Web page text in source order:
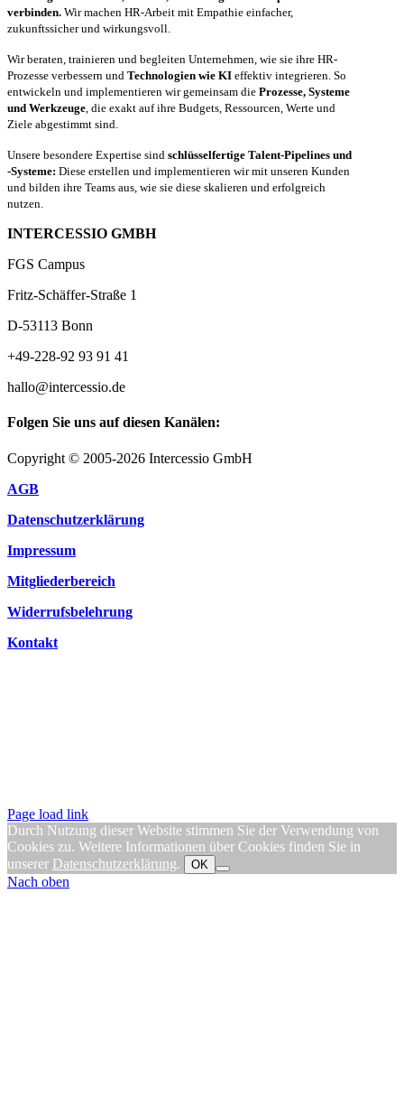
verbinden. Wir machen HR-Arbeit mit Empathie einfacher,
zukunftssicher und wirkungsvoll.
Wir beraten, trainieren und begleiten Unternehmen, wie sie ihre HR-
Prozesse verbessern und Technologien wie KI effektiv integrieren. So
entwickeln und implementieren wir gemeinsam die Prozesse, Systeme
und Werkzeuge, die exakt auf ihre Budgets, Ressourcen, Werte und
Ziele abgestimmt sind.
Unsere besondere Expertise sind schlüsselfertige Talent-Pipelines und
-Systeme: Diese erstellen und implementieren wir mit unseren Kunden
und bilden ihre Teams aus, wie sie diese skalieren und erfolgreich
nutzen.
INTERCESSIO GMBH
FGS Campus
Fritz-Schäffer-Straße 1
D-53113 Bonn
+49-228-92 93 91 41
hallo@intercessio.de
Folgen Sie uns auf diesen Kanälen:
Copyright © 2005-2026 Intercessio GmbH
AGB
Datenschutzerklärung
Impressum
Mitgliederbereich
Widerrufsbelehrung
Kontakt
Page load link
Durch Nutzung dieser Website stimmen Sie der Verwendung von
Cookies zu. Weitere Informationen über Cookies finden Sie in
unserer Datenschutzerklärung. OK
Nach oben